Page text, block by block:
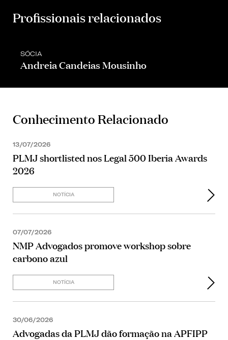
Profissionais relacionados
SÓCIA
Andreia Candeias Mousinho
Conhecimento Relacionado
13/07/2026
PLMJ shortlisted nos Legal 500 Iberia Awards
2026
NOTÍCIA
07/07/2026
NMP Advogados promove workshop sobre
carbono azul
NOTÍCIA
30/06/2026
Advogadas da PLMJ dão formação na APFIPP